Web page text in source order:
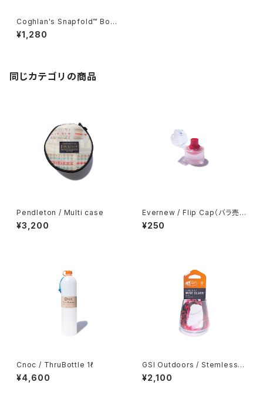
Coghlan's Snapfold™ Bowl
s
¥1,280
同じカテゴリの商品
Pendleton / Multi case
¥3,200
Evernew / Flip Cap（バラ売
り）
¥250
Cnoc / ThruBottle 1ℓ
¥4,600
GSI Outdoors / Stemless
Wine Glass
¥2,100